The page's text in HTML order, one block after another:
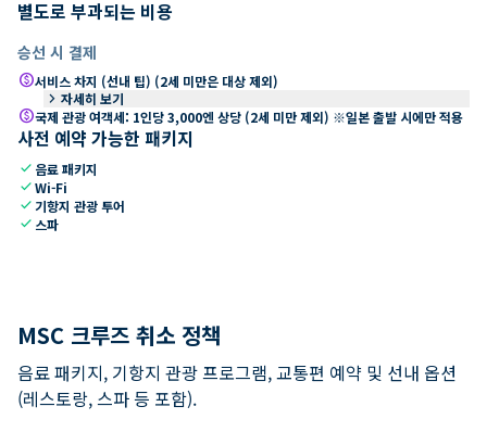
별도로 부과되는 비용
승선 시 결제
paid서비스 차지 (선내 팁) (2세 미만은 대상 제외)
keyboard_arrow_right 자세히 보기
paid국제 관광 여객세: 1인당 3,000엔 상당 (2세 미만 제외) ※일본 출발 시에만 적용
사전 예약 가능한 패키지
check 음료 패키지
checkWi-Fi
check 기항지 관광 투어
check 스파
MSC 크루즈 취소 정책
음료 패키지, 기항지 관광 프로그램, 교통편 예약 및 선내 옵션
(레스토랑, 스파 등 포함).